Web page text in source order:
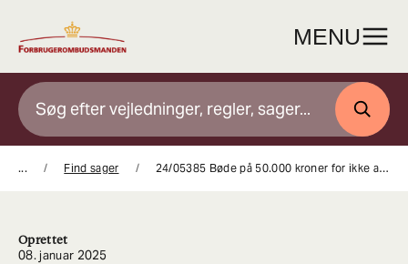
indhold
MENU
SØG
... Find sager 24/05385 Bøde på 50.000 kroner for ikke at tage imod kontanter
Oprettet
08. januar 2025